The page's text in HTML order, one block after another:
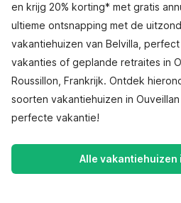
en krijg 20% korting* met gratis
ultieme ontsnapping met de
vakantiehuizen van Belvilla,
vakanties of geplande retraites in
Roussillon, Frankrijk. Ontdek
soorten vakantiehuizen in
perfecte vakantie!
Alle vakantiehuizen